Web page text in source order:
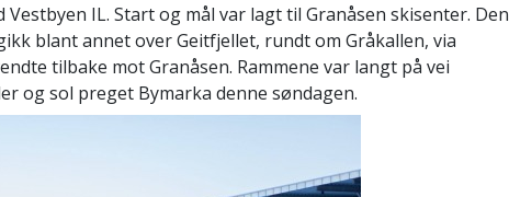
IL. Start og mål var lagt til Granåsen skisenter. Den
blant annet over Geitfjellet, rundt om Gråkallen, via
tilbake mot Granåsen. Rammene var langt på vei
og sol preget Bymarka denne søndagen.